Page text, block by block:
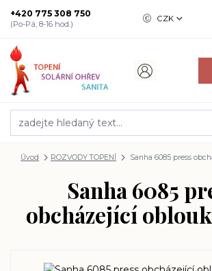
CZK
+420 775 308 750
(Po-Pá, 8-16 hod.)
Úvod ROZVODY TOPENÍ Sanha 6085 press
Sanha 6085
obcházející oblouk